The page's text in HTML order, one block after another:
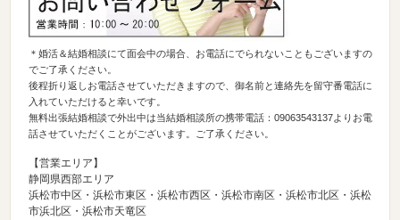
＊婚活＆結婚相談にて面会中の場合、お電話にでられないこともございますの
でご了承ください。
後程折り返しお電話させていただきますので、御名前と連絡先を留守番電話に
入れていただけると幸いです。
無料出張結婚相談で外出中は当結婚相談所の携帯電話：09063543137よりお電
話させていただくことがございます。ご了承ください。
【営業エリア】
静岡県西部エリア
浜松市中区・浜松市東区・浜松市西区・浜松市南区・浜松市北区・浜松
市浜北区・浜松市天竜区